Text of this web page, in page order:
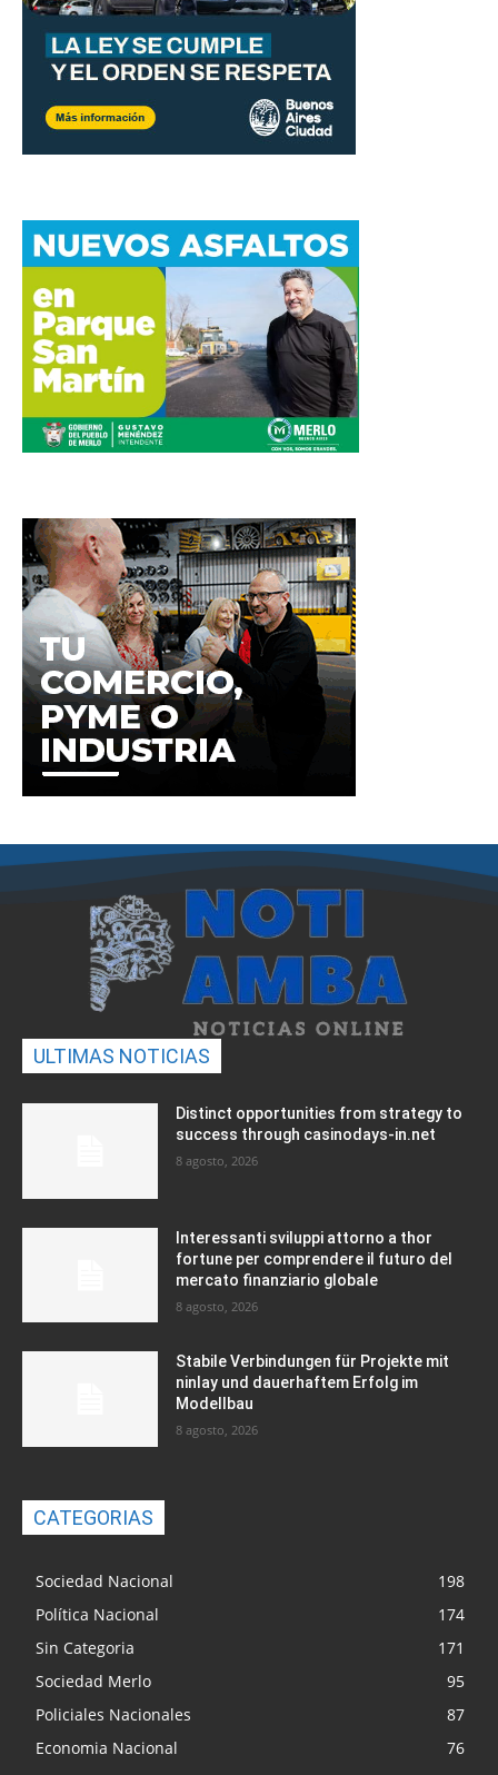
ULTIMAS NOTICIAS
Distinct opportunities from strategy to
success through casinodays-in.net
8 agosto, 2026
Interessanti sviluppi attorno a thor
fortune per comprendere il futuro del
mercato finanziario globale
8 agosto, 2026
Stabile Verbindungen für Projekte mit
ninlay und dauerhaftem Erfolg im
Modellbau
8 agosto, 2026
CATEGORIAS
Sociedad Nacional
198
Política Nacional
174
Sin Categoria
171
Sociedad Merlo
95
Policiales Nacionales
87
Economia Nacional
76